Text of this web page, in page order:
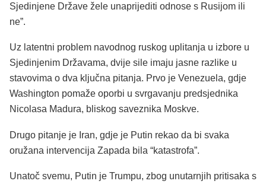
Sjedinjene Države žele unaprijediti odnose s Rusijom ili
ne”.
Uz latentni problem navodnog ruskog uplitanja u izbore u
Sjedinjenim Državama, dvije sile imaju jasne razlike u
stavovima o dva ključna pitanja. Prvo je Venezuela, gdje
Washington pomaže oporbi u svrgavanju predsjednika
Nicolasa Madura, bliskog saveznika Moskve.
Drugo pitanje je Iran, gdje je Putin rekao da bi svaka
oružana intervencija Zapada bila “katastrofa”.
Unatoč svemu, Putin je Trumpu, zbog unutarnjih pritisaka s